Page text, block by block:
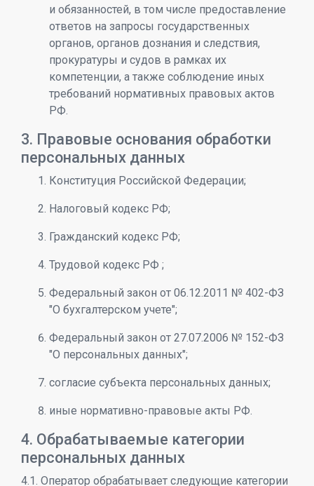
и обязанностей, в том числе предоставление
ответов на запросы государственных
органов, органов дознания и следствия,
прокуратуры и судов в рамках их
компетенции, а также соблюдение иных
требований нормативных правовых актов
РФ.
3. Правовые основания обработки
персональных данных
Конституция Российской Федерации;
Налоговый кодекс РФ;
Гражданский кодекс РФ;
Трудовой кодекс РФ ;
Федеральный закон от 06.12.2011 № 402-ФЗ
"О бухгалтерском учете";
Федеральный закон от 27.07.2006 № 152-ФЗ
"О персональных данных";
согласие субъекта персональных данных;
иные нормативно-правовые акты РФ.
4. Обрабатываемые категории
персональных данных
4.1. Оператор обрабатывает следующие категории